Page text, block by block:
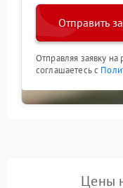
Отправить
Отправляя заявку
соглашаетесь с
Цены